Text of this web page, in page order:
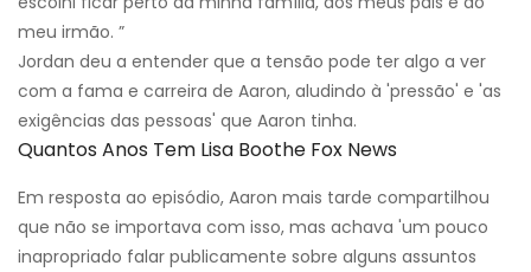
meu irmão. ”
Jordan deu a entender que a tensão pode ter algo a ver
com a fama e carreira de Aaron, aludindo à 'pressão' e 'as
exigências das pessoas' que Aaron tinha.
Quantos Anos Tem Lisa Boothe Fox News
Em resposta ao episódio, Aaron mais tarde compartilhou
que não se importava com isso, mas achava 'um pouco
inapropriado falar publicamente sobre alguns assuntos